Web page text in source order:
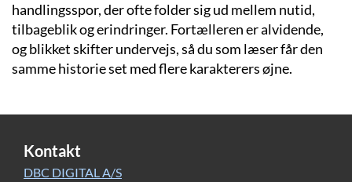
handlingsspor, der ofte folder sig ud mellem nutid,
tilbageblik og erindringer. Fortælleren er alvidende,
og blikket skifter undervejs, så du som læser får den
samme historie set med flere karakterers øjne.
Kontakt
DBC DIGITAL A/S